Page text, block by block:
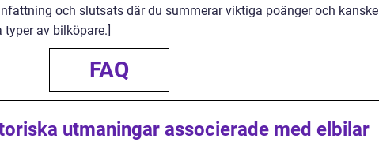
och slutsats där du summerar viktiga poänger och kanske
av bilköpare.]
FAQ
utmaningar associerade med elbilar